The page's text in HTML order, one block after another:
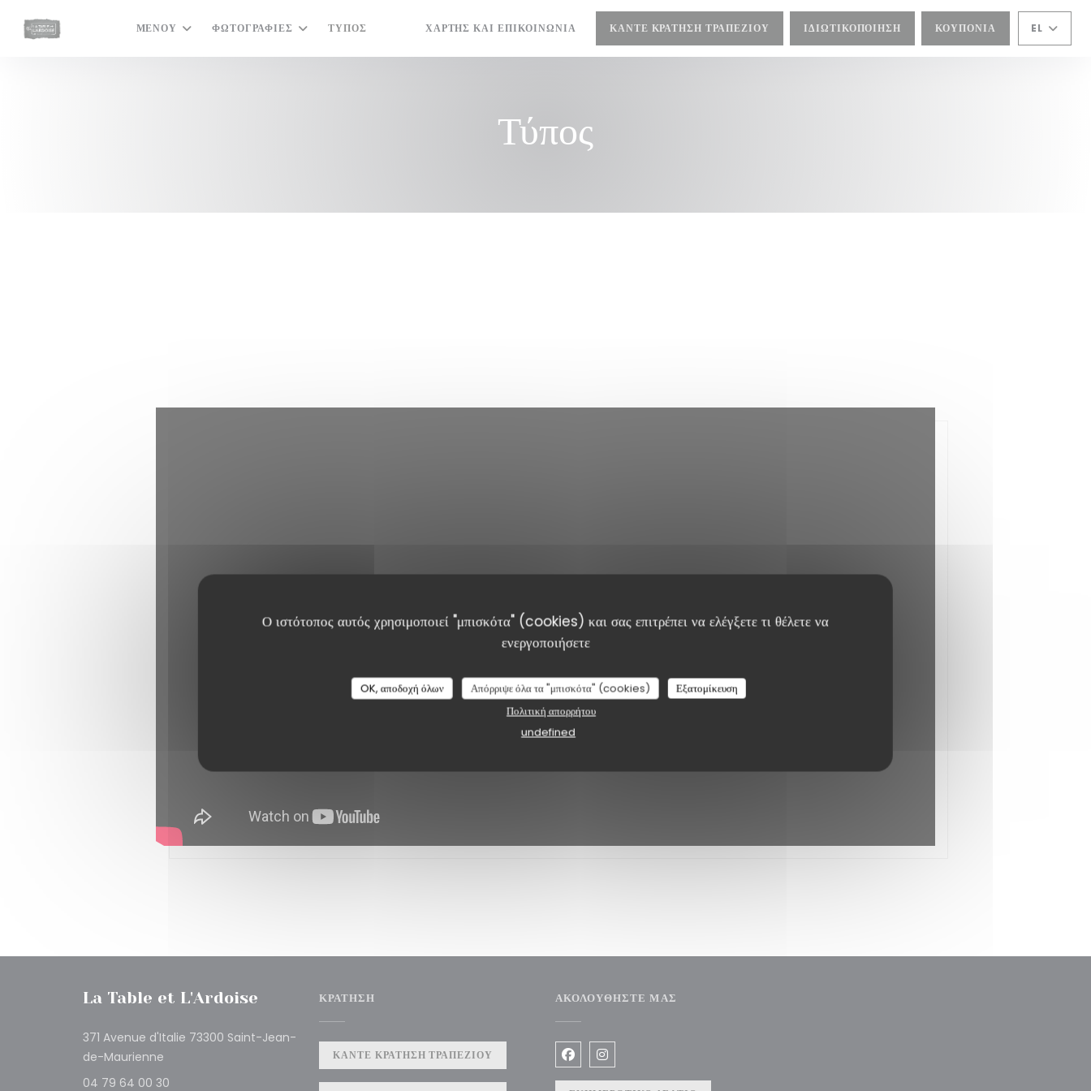
Ο ιστότοπος αυτός χρησιμοποιεί "μπισκότα" (cookies) και σας επιτρέπει να ελέγξετε τι θέλετε να
ενεργοποιήσετε
OK, αποδοχή όλων Απόρριψε όλα τα "μπισκότα" (cookies)
Εξατομίκευση
Πολιτική απορρήτου
undefined
ΜΕΝΟΎ ΦΩΤΟΓΡΑΦΊΕΣ ΤΎΠΟΣ ΧΆΡΤΗΣ ΚΑΙ ΕΠΙΚΟΙΝΩΝΊΑ ΚΆΝΤΕ ΚΡΆΤΗΣΗ ΤΡΑΠΕΖΙΟΎ ΙΔΙΩΤΙΚΟΠΟΊΗΣΗ ΚΟΥΠΌΝΙΑ EL
Τύπος
La Table et L'Ardoise
371 Avenue d'Italie 73300 Saint-Jean-
de-Maurienne
04 79 64 00 30
ΚΡΆΤΗΣΗ
ΚΆΝΤΕ ΚΡΆΤΗΣΗ ΤΡΑΠΕΖΙΟΎ
ΑΚΟΛΟΥΘΉΣΤΕ ΜΑΣ
Facebook ((ανοίγει σε νέο παράθυρο))
Instagram ((ανοίγει σε νέο παράθυρο))